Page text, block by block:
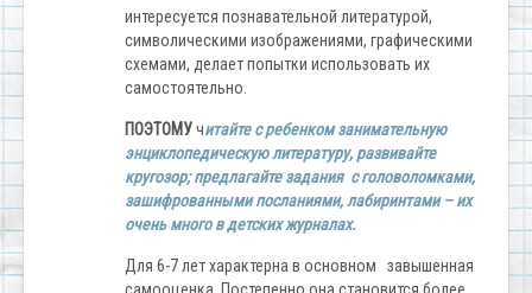
интересуется познавательной литературой,
символическими изображениями, графическими
схемами, делает попытки использовать их
самостоятельно.
ПОЭТОМУчитайте с ребенком занимательную
энциклопедическую литературу, развивайте
кругозор; предлагайте задания с головоломками,
зашифрованными посланиями, лабиринтами – их
очень много в детских журналах.
Для 6-7 лет характерна в основном завышенная